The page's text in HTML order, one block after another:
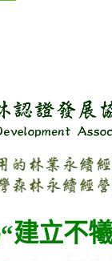
建立不